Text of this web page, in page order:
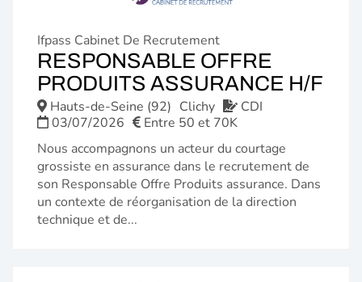
Ifpass Cabinet De Recrutement
RESPONSABLE OFFRE
PRODUITS ASSURANCE H/F
Hauts-de-Seine (92) Clichy
CDI
03/07/2026
Entre 50 et 70K
Nous accompagnons un acteur du courtage
grossiste en assurance dans le recrutement de
son Responsable Offre Produits assurance. Dans
un contexte de réorganisation de la direction
technique et de...